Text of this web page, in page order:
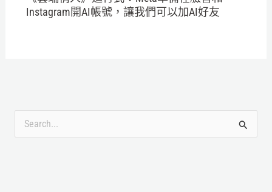
Instagram開AI帳號，讓我們可以加AI好友